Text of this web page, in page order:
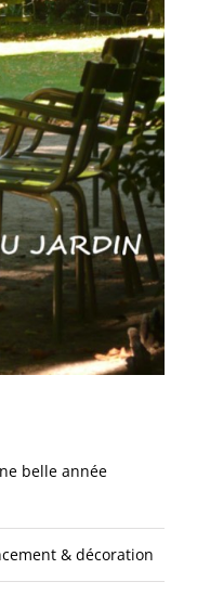
belle année
& décoration